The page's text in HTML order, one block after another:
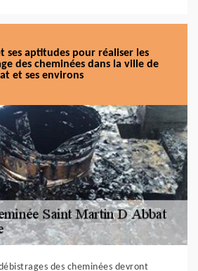
ses aptitudes pour réaliser les
des cheminées dans la ville de
et ses environs
des cheminées devront